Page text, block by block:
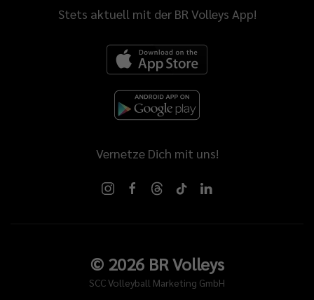
Stets aktuell mit der BR Volleys App!
Vernetze Dich mit uns!
© 2026BR Volleys
SCC Volleyball Marketing GmbH